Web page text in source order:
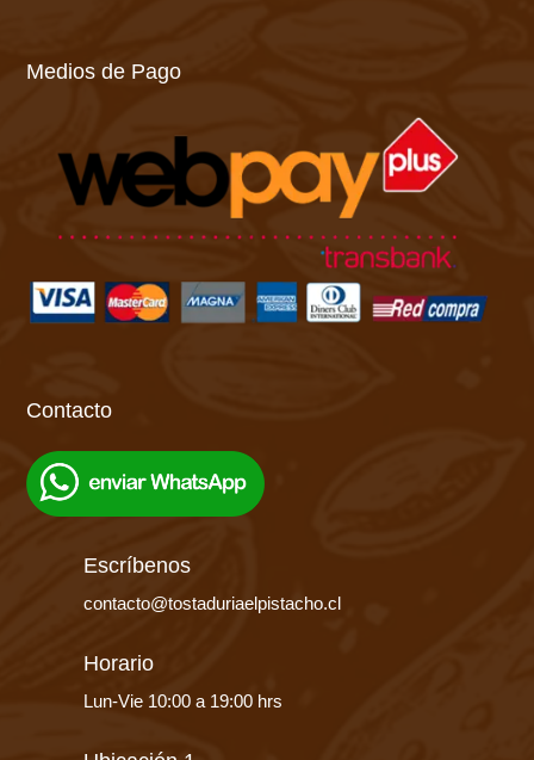
Medios de Pago
Contacto
Escríbenos
contacto@tostaduriaelpistacho.cl
Horario
Lun-Vie 10:00 a 19:00 hrs